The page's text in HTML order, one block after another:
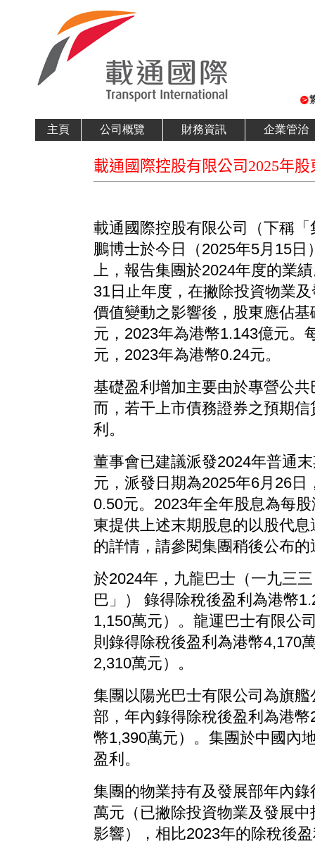
主頁 公司概覽 財務資訊 企業管治
載通國際控股有限公司2025年
載通國際控股有限公司（下稱
鵬博士於今日（2025年5月15日
上，報告集團於2024年度的業
31日止年度，在撇除投資物業
價值變動之影響後，股東應佔
元，2023年為港幣1.143億元。
元，2023年為港幣0.24元。
基礎盈利增加主要由於專營公
而，若干上市債務證券之預期
利。
董事會已建議派發2024年普通
元，派發日期為2025年6月26日
0.50元。2023年全年股息為每
東提供上述末期股息的以股代
的詳情，請參閱集團稍後公布的
於2024年，九龍巴士（一九三
巴」） 錄得除稅後盈利為港幣
1,150萬元）。龍運巴士有限公
則錄得除稅後盈利為港幣4,170
2,310萬元）。
集團以陽光巴士有限公司為旗
部，年內錄得除稅後盈利為港
幣1,390萬元）。集團於中國內
盈利。
集團的物業持有及發展部年內
萬元（已撇除投資物業及發展
影響），相比2023年的除稅後